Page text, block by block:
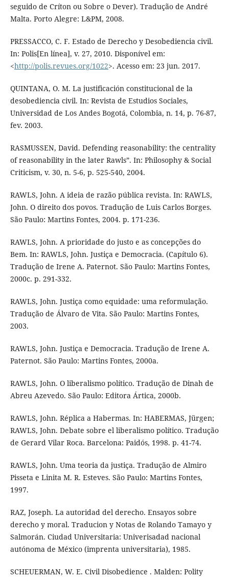
seguido de Críton ou Sobre o Dever). Tradução de André
Malta. Porto Alegre: L&PM, 2008.
PRESSACCO, C. F. Estado de Derecho y Desobediencia civil.
In: Polis[En línea], v. 27, 2010. Disponível em:
<http://polis.revues.org/1022>. Acesso em: 23 jun. 2017.
QUINTANA, O. M. La justificación constitucional de la
desobediencia civil. In: Revista de Estudios Sociales,
Universidad de Los Andes Bogotá, Colombia, n. 14, p. 76-87,
fev. 2003.
RASMUSSEN, David. Defending reasonability: the centrality
of reasonability in the later Rawls”. In: Philosophy & Social
Criticism, v. 30, n. 5-6, p. 525-540, 2004.
RAWLS, John. A ideia de razão pública revista. In: RAWLS,
John. O direito dos povos. Tradução de Luis Carlos Borges.
São Paulo: Martins Fontes, 2004. p. 171-236.
RAWLS, John. A prioridade do justo e as concepções do
Bem. In: RAWLS, John. Justiça e Democracia. (Capítulo 6).
Tradução de Irene A. Paternot. São Paulo: Martins Fontes,
2000c. p. 291-332.
RAWLS, John. Justiça como equidade: uma reformulação.
Tradução de Álvaro de Vita. São Paulo: Martins Fontes,
2003.
RAWLS, John. Justiça e Democracia. Tradução de Irene A.
Paternot. São Paulo: Martins Fontes, 2000a.
RAWLS, John. O liberalismo político. Tradução de Dinah de
Abreu Azevedo. São Paulo: Editora Ártica, 2000b.
RAWLS, John. Réplica a Habermas. In: HABERMAS, Jürgen;
RAWLS, John. Debate sobre el liberalismo político. Tradução
de Gerard Vilar Roca. Barcelona: Paidós, 1998. p. 41-74.
RAWLS, John. Uma teoria da justiça. Tradução de Almiro
Pisseta e Linita M. R. Esteves. São Paulo: Martins Fontes,
1997.
RAZ, Joseph. La autoridad del derecho. Ensayos sobre
derecho y moral. Traducion y Notas de Rolando Tamayo y
Salmorán. Ciudad Universitaria: Univerisadad nacional
autónoma de México (imprenta universitaria), 1985.
SCHEUERMAN, W. E. Civil Disobedience . Malden: Polity